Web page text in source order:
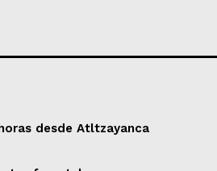
desde Atltzayanca